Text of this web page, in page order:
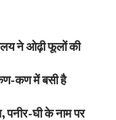
ने ओढ़ी फूलों की
कण में बसी है
पनीर-घी के नाम पर